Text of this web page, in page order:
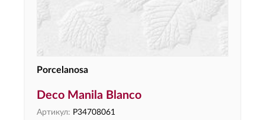
Porcelanosa
Deco Manila Blanco
Артикул: P34708061